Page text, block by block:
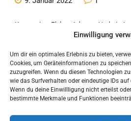
Einwilligung
Um dir ein optimales Erlebnis zu bieten,
Cookies, um Geräteinformationen zu
zuzugreifen. Wenn du diesen Technologien
wie das Surfverhalten oder eindeutige IDs auf
Wenn du deine Einwillligung nicht erteilst
bestimmte Merkmale und Funktionen
Kategorien: ElektroAdresse Hedwig-
LudwigshafenKontakt Tel.: 0621-
Continue